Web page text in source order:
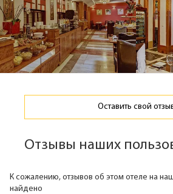
Оставить свой
Отзывы наших
К сожалению, отзывов об этом отеле на
найдено